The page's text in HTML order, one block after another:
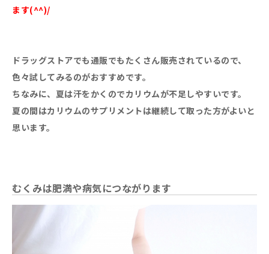
ます(^^)/
ドラッグストアでも通販でもたくさん販売されているので、
色々試してみるのがおすすめです。
ちなみに、夏は汗をかくのでカリウムが不足しやすいです。
夏の間はカリウムのサプリメントは継続して取った方がよいと
思います。
むくみは肥満や病気につながります